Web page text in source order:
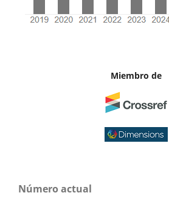
Miembro de
Número actual